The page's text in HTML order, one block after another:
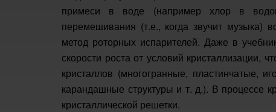
примеси в воде (например хлор в
перемешивания (т.е., когда звучит музыка)
метод роторных испарителей. Даже в
скорости роста от условий кристаллизации,
кристаллов (многогранные, пластинчатые,
карандашные структуры и т. д.). В процессе
кристаллической решетки.